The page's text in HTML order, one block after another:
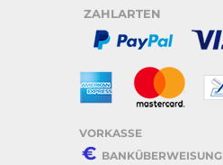
ZAHLARTEN
VORKASSE
€ BANKÜBERWEISUNG